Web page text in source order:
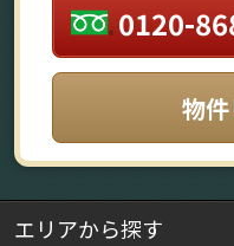
0120-
物
エリアから探す